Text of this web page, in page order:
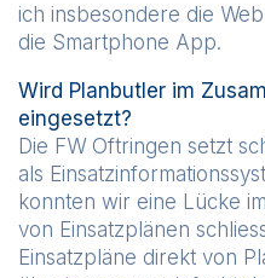
ich insbesondere die
die Smartphone App.
Wird Planbutler im
eingesetzt?
Die FW Oftringen setzt
als
konnten wir eine Lücke
von Einsatzplänen
Einsatzpläne direkt von